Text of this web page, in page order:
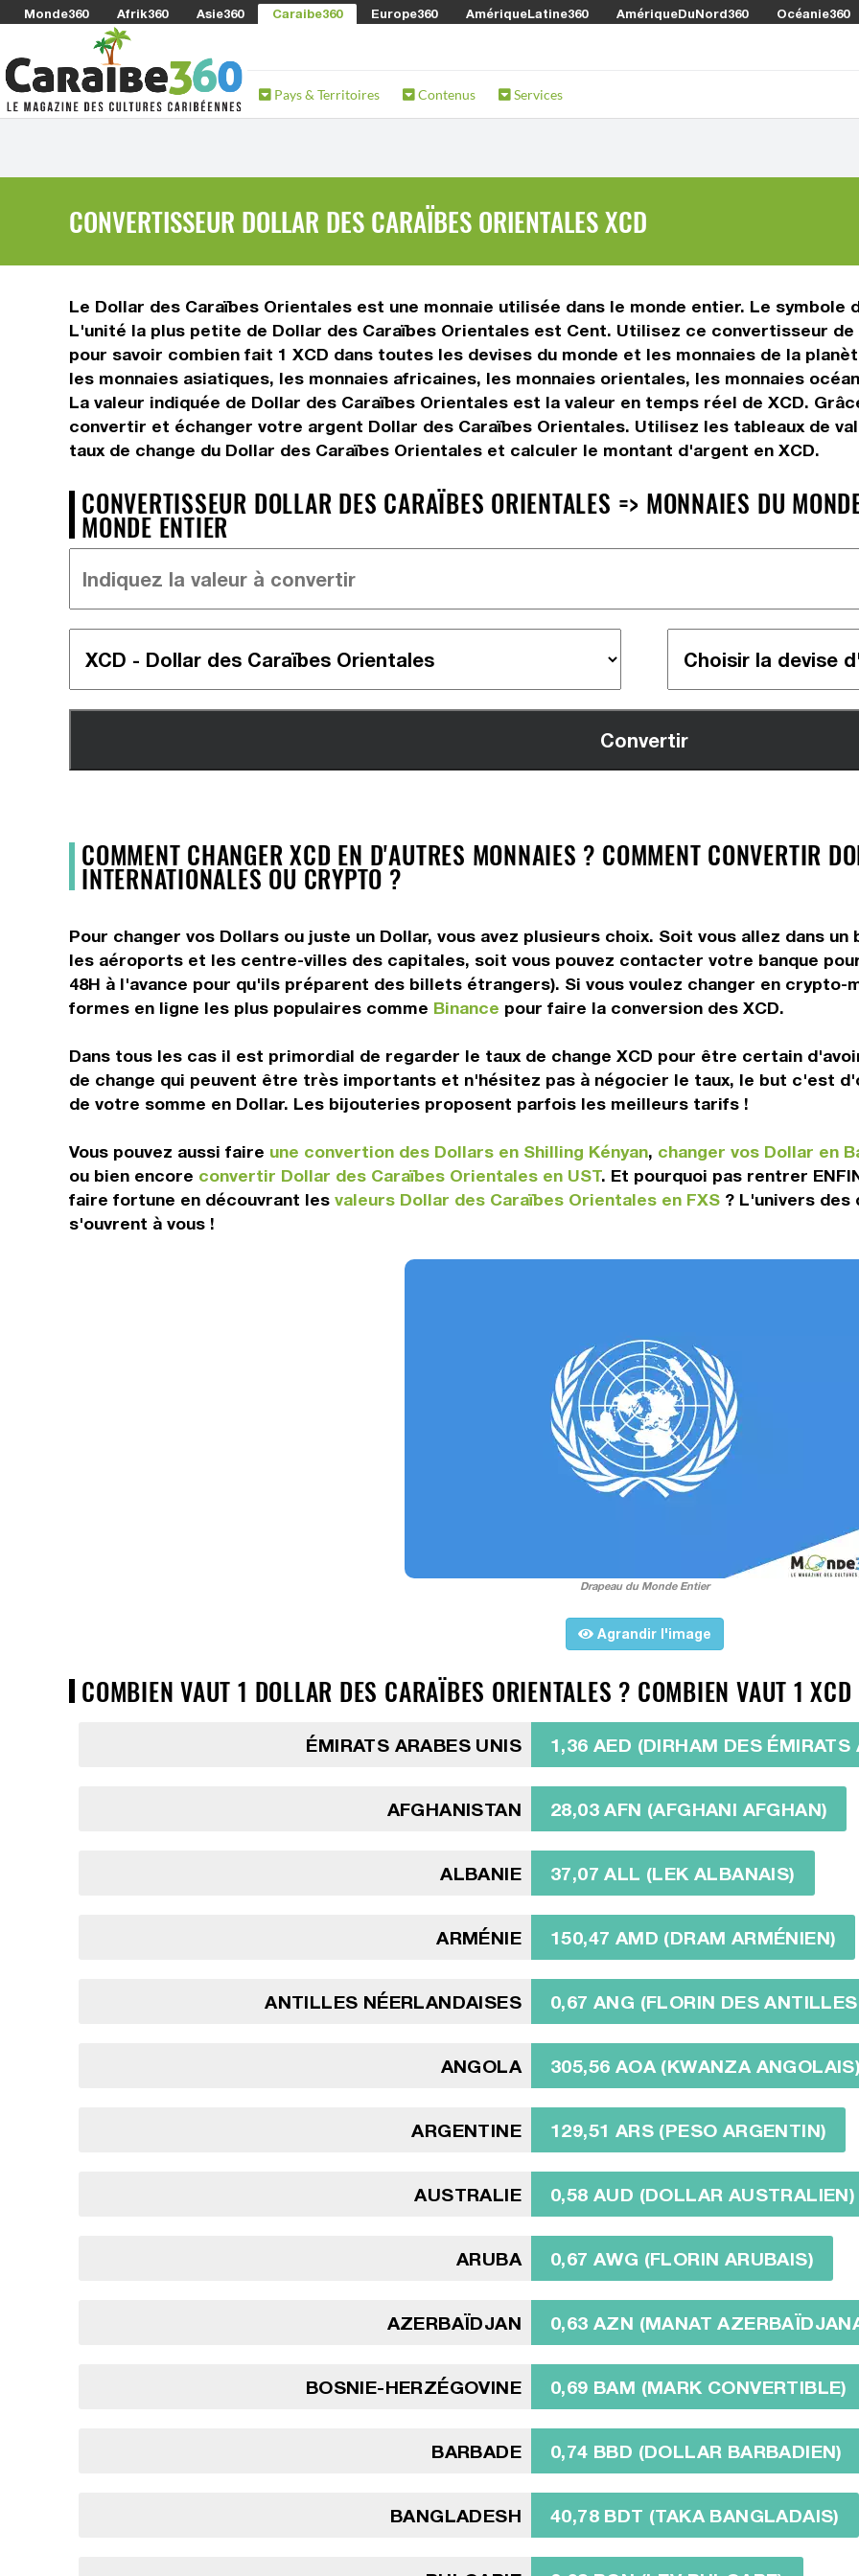
Monde360 Afrik360 Asie360 Caraibe360 Europe360 AmériqueLatine360 AmériqueDuNord360 Océanie360
Pays & Territoires Contenus Services
CONVERTISSEUR DOLLAR DES CARAÏBES ORIENTALES XCD
Le Dollar des Caraïbes Orientales est une monnaie utilisée dans le monde entier. Le symbole
L'unité la plus petite de Dollar des Caraïbes Orientales est Cent. Utilisez ce convertisseur
pour savoir combien fait 1 XCD dans toutes les devises du monde et les monnaies de la
les monnaies asiatiques, les monnaies africaines, les monnaies orientales, les monnaies
La valeur indiquée de Dollar des Caraïbes Orientales est la valeur en temps réel de XCD.
convertir et échanger votre argent Dollar des Caraïbes Orientales. Utilisez les tableaux de
taux de change du Dollar des Caraïbes Orientales et calculer le montant d'argent en XCD.
CONVERTISSEUR DOLLAR DES CARAÏBES ORIENTALES => MONNAIES DU
MONDE ENTIER
COMMENT CHANGER XCD EN D'AUTRES MONNAIES ? COMMENT CONVERTIR
INTERNATIONALES OU CRYPTO ?
Pour changer vos Dollars ou juste un Dollar, vous avez plusieurs choix. Soit vous allez dans
les aéroports et les centre-villes des capitales, soit vous pouvez contacter votre banque
48H à l'avance pour qu'ils préparent des billets étrangers). Si vous voulez changer en
formes en ligne les plus populaires comme Binance pour faire la conversion des XCD.
Dans tous les cas il est primordial de regarder le taux de change XCD pour être certain
de change qui peuvent être très importants et n'hésitez pas à négocier le taux, le but c'est
de votre somme en Dollar. Les bijouteries proposent parfois les meilleurs tarifs !
Vous pouvez aussi faire une convertion des Dollars en Shilling Kényan, changer vos Dollar en
ou bien encore convertir Dollar des Caraïbes Orientales en UST. Et pourquoi pas rentrer
faire fortune en découvrant les valeurs Dollar des Caraïbes Orientales en FXS ? L'univers
s'ouvrent à vous !
Drapeau du Monde Entier
Agrandir l'image
COMBIEN VAUT 1 DOLLAR DES CARAÏBES ORIENTALES ? COMBIEN VAUT 1
ÉMIRATS ARABES UNIS 1,36 AED (DIRHAM DES ÉMIRATS
AFGHANISTAN 28,03 AFN (AFGHANI AFGHAN)
ALBANIE 37,07 ALL (LEK ALBANAIS)
ARMÉNIE 150,47 AMD (DRAM ARMÉNIEN)
ANTILLES NÉERLANDAISES 0,67 ANG (FLORIN DES
ANGOLA 305,56 AOA (KWANZA
ARGENTINE 129,51 ARS (PESO ARGENTIN)
AUSTRALIE 0,58 AUD (DOLLAR AUSTRALIEN)
ARUBA 0,67 AWG (FLORIN ARUBAIS)
AZERBAÏDJAN 0,63 AZN (MANAT
BOSNIE-HERZÉGOVINE 0,69 BAM (MARK CONVERTIBLE)
BARBADE 0,74 BBD (DOLLAR BARBADIEN)
BANGLADESH 40,78 BDT (TAKA BANGLADAIS)